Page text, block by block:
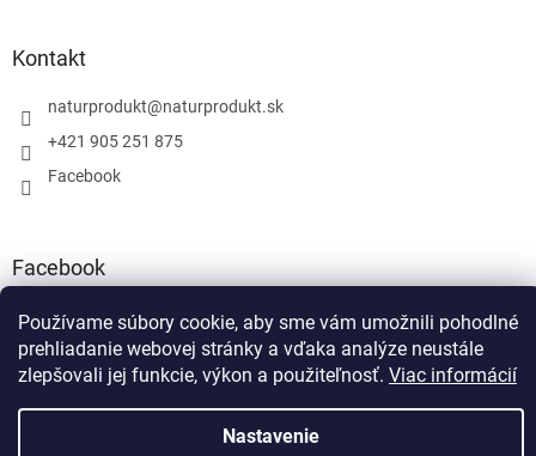
Používame súbory cookie, aby sme vám umožnili pohodlné
prehliadanie webovej stránky a vďaka analýze neustále
zlepšovali jej funkcie, výkon a použiteľnosť. Viac informácií
Nastavenie
Kontakt
naturprodukt@naturprodukt.sk
+421 905 251 875
Facebook
Facebook